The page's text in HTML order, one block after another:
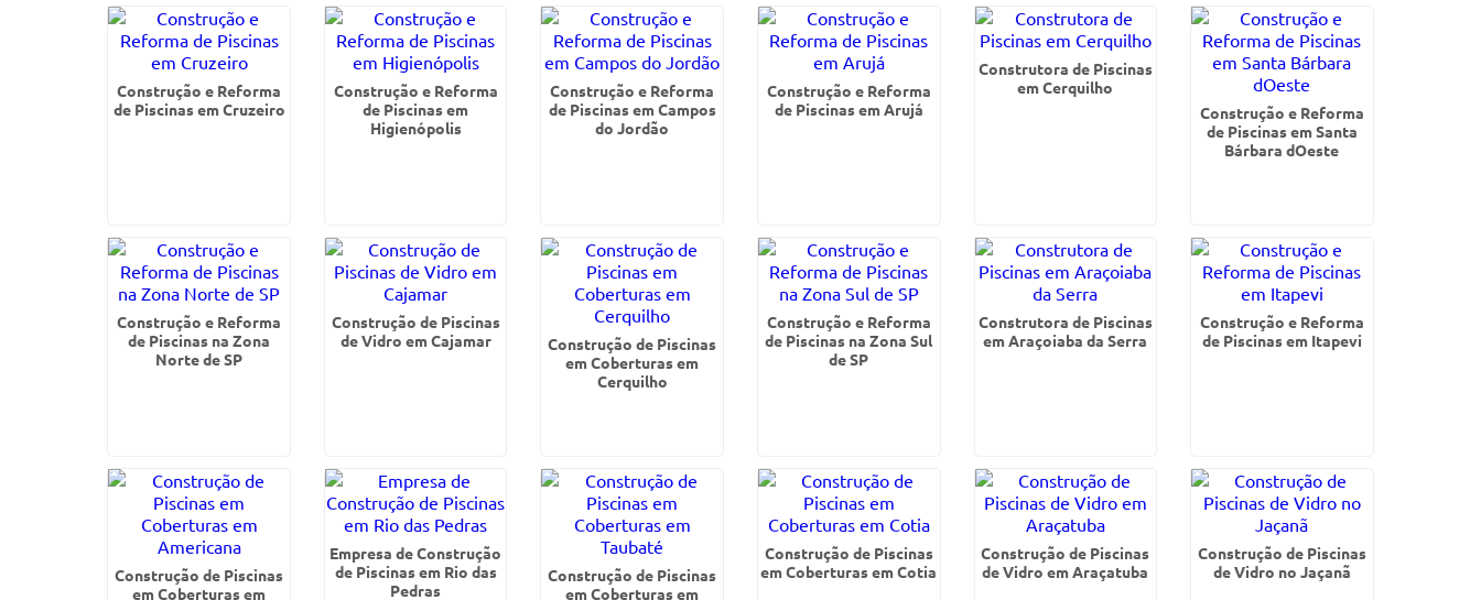
Construção e Reforma
de Piscinas em Cruzeiro
Construção e Reforma
de Piscinas em
Higienópolis
Construção e Reforma
de Piscinas em Campos
do Jordão
Construção e Reforma
de Piscinas em Arujá
Construtora de Piscinas
em Cerquilho
Construção e Reforma
de Piscinas em Santa
Bárbara dOeste
Construção e Reforma
de Piscinas na Zona
Norte de SP
Construção de Piscinas
de Vidro em Cajamar
Construção de Piscinas
em Coberturas em
Cerquilho
Construção e Reforma
de Piscinas na Zona Sul
de SP
Construtora de Piscinas
em Araçoiaba da Serra
Construção e Reforma
de Piscinas em Itapevi
Construção de Piscinas
em Coberturas em
Empresa de Construção
de Piscinas em Rio das
Pedras
Construção de Piscinas
em Coberturas em
Construção de Piscinas
em Coberturas em Cotia
Construção de Piscinas
de Vidro em Araçatuba
Construção de Piscinas
de Vidro no Jaçanã